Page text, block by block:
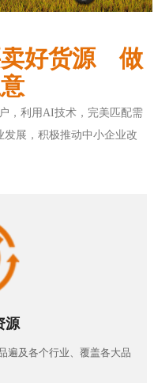
好货源 做
，利用AI技术，完美匹配需
展，积极推动中小企业改
源
遍及各个行业、覆盖各大品